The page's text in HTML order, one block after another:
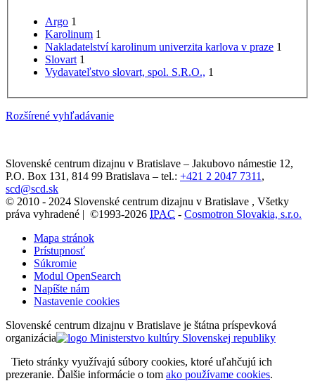
Argo 1
Karolinum 1
Nakladatelství karolinum univerzita karlova v praze 1
Slovart 1
Vydavateľstvo slovart, spol. S.R.O., 1
Rozšírené vyhľadávanie
Slovenské centrum dizajnu v Bratislave – Jakubovo námestie 12,
P.O. Box 131, 814 99 Bratislava – tel.: +421 2 2047 7311 ,
scd@scd.sk
© 2010 - 2024 Slovenské centrum dizajnu v Bratislave , Všetky
práva vyhradené | ©1993-2026 IPAC - Cosmotron Slovakia, s.r.o.
Mapa stránok
Prístupnosť
Súkromie
Modul OpenSearch
Napíšte nám
Nastavenie cookies
Slovenské centrum dizajnu v Bratislave je štátna príspevková
organizácia
Tieto stránky využívajú súbory cookies, ktoré uľahčujú ich
prezeranie. Ďalšie informácie o tom ako používame cookies.